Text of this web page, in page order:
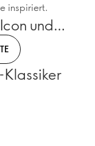
inspiriert.
und…